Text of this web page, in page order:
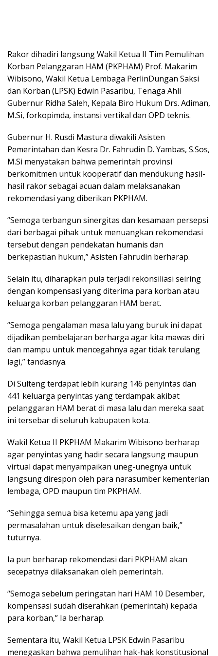
Rakor dihadiri langsung Wakil Ketua II Tim Pemulihan
Korban Pelanggaran HAM (PKPHAM) Prof. Makarim
Wibisono, Wakil Ketua Lembaga PerlinDungan Saksi
dan Korban (LPSK) Edwin Pasaribu, Tenaga Ahli
Gubernur Ridha Saleh, Kepala Biro Hukum Drs. Adiman,
M.Si, forkopimda, instansi vertikal dan OPD teknis.
Gubernur H. Rusdi Mastura diwakili Asisten
Pemerintahan dan Kesra Dr. Fahrudin D. Yambas, S.Sos,
M.Si menyatakan bahwa pemerintah provinsi
berkomitmen untuk kooperatif dan mendukung hasil-
hasil rakor sebagai acuan dalam melaksanakan
rekomendasi yang diberikan PKPHAM.
“Semoga terbangun sinergitas dan kesamaan persepsi
dari berbagai pihak untuk menuangkan rekomendasi
tersebut dengan pendekatan humanis dan
berkepastian hukum,” Asisten Fahrudin berharap.
Selain itu, diharapkan pula terjadi rekonsiliasi seiring
dengan kompensasi yang diterima para korban atau
keluarga korban pelanggaran HAM berat.
“Semoga pengalaman masa lalu yang buruk ini dapat
dijadikan pembelajaran berharga agar kita mawas diri
dan mampu untuk mencegahnya agar tidak terulang
lagi,” tandasnya.
Di Sulteng terdapat lebih kurang 146 penyintas dan
441 keluarga penyintas yang terdampak akibat
pelanggaran HAM berat di masa lalu dan mereka saat
ini tersebar di seluruh kabupaten kota.
Wakil Ketua II PKPHAM Makarim Wibisono berharap
agar penyintas yang hadir secara langsung maupun
virtual dapat menyampaikan uneg-unegnya untuk
langsung direspon oleh para narasumber kementerian
lembaga, OPD maupun tim PKPHAM.
“Sehingga semua bisa ketemu apa yang jadi
permasalahan untuk diselesaikan dengan baik,”
tuturnya.
Ia pun berharap rekomendasi dari PKPHAM akan
secepatnya dilaksanakan oleh pemerintah.
“Semoga sebelum peringatan hari HAM 10 Desember,
kompensasi sudah diserahkan (pemerintah) kepada
para korban,” Ia berharap.
Sementara itu, Wakil Ketua LPSK Edwin Pasaribu
menegaskan bahwa pemulihan hak-hak konstitusional